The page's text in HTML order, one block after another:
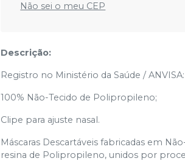
Não sei o meu CEP
Descrição:
Registro no Ministério da Saúde /
100% Não-Tecido de Polipropileno;
Clipe para ajuste nasal.
Máscaras Descartáveis fabricadas em
resina de Polipropileno, unidos por